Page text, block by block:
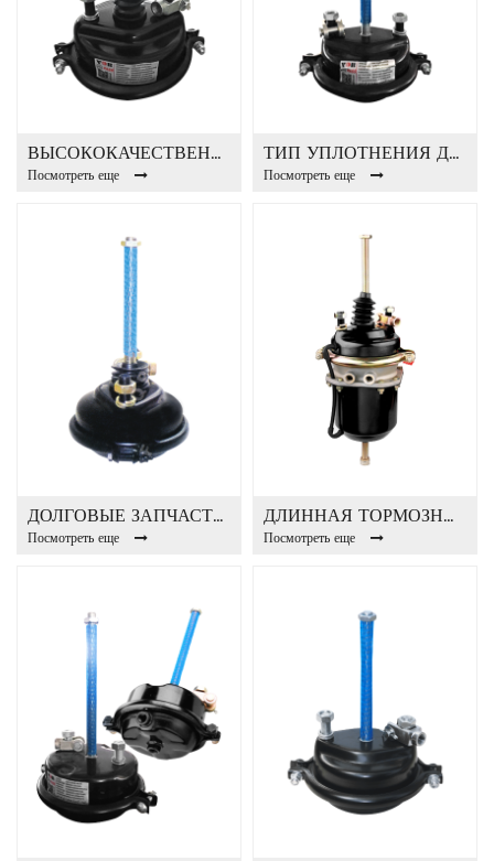
ВЫСОКОКАЧЕСТВЕННЫЕ ДЕТАЛИ АВТОБУСА ТОРМОЗНАЯ КАМЕРА T30
Посмотреть еще
ТИП УПЛОТНЕНИЯ ДЛЯ ДЕТАЛЕЙ АВТОБУСЫ ТОРМОЗНАЯ КАМЕРА T24
Посмотреть еще
ДОЛГОВЫЕ ЗАПЧАСТИ ТОРМОЗНАЯ КАМЕРА T16
Посмотреть еще
ДЛИННАЯ ТОРМОЗНАЯ КАМЕРА KING T20 / 20DP
Посмотреть еще